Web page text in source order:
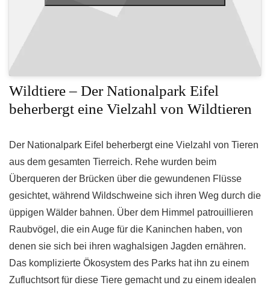
Wildtiere – Der Nationalpark Eifel
beherbergt eine Vielzahl von Wildtieren
Der Nationalpark Eifel beherbergt eine Vielzahl von Tieren
aus dem gesamten Tierreich. Rehe wurden beim
Überqueren der Brücken über die gewundenen Flüsse
gesichtet, während Wildschweine sich ihren Weg durch die
üppigen Wälder bahnen. Über dem Himmel patrouillieren
Raubvögel, die ein Auge für die Kaninchen haben, von
denen sie sich bei ihren waghalsigen Jagden ernähren.
Das komplizierte Ökosystem des Parks hat ihn zu einem
Zufluchtsort für diese Tiere gemacht und zu einem idealen